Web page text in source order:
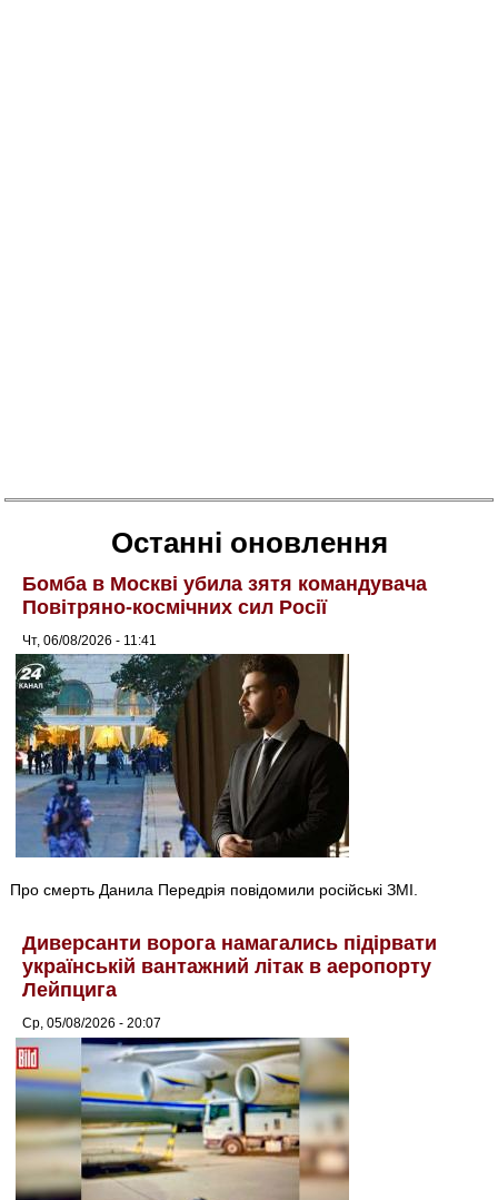
Останні оновлення
Бомба в Москві убила зятя командувача
Повітряно-космічних сил Росії
Чт, 06/08/2026 - 11:41
Про смерть Данила Передрія повідомили російські ЗМІ.
Диверсанти ворога намагались підірвати
українській вантажний літак в аеропорту
Лейпцига
Ср, 05/08/2026 - 20:07